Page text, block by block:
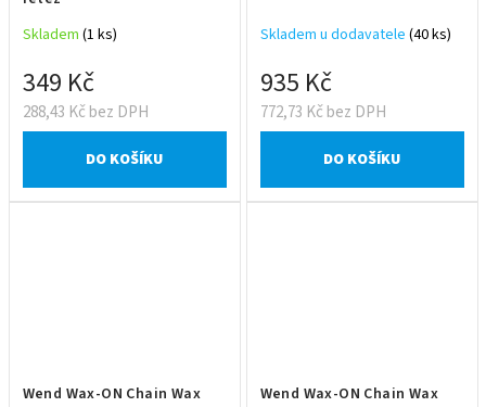
Skladem (1 ks)
288,43 Kč bez DPH
349 Kč
DO KOŠÍKU
Skladem u dodavatele (40 ks)
772,73 Kč bez DPH
935 Kč
DO KOŠÍKU
Wend Wax-ON Chain Wax
Wend Wax-ON Chain Wax